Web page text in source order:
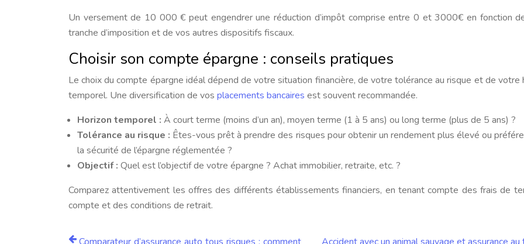
Un versement de 10 000 € peut engendrer une réduction d’impôt comprise entre 0 et 3000€ en fonction
tranche d’imposition et de vos autres dispositifs fiscaux.
Choisir son compte épargne : conseils pratiques
Le choix du compte épargne idéal dépend de votre situation financière, de votre tolérance au risque et de votre
temporel. Une diversification de vos placements bancaires est souvent recommandée.
Horizon temporel : À court terme (moins d’un an), moyen terme (1 à 5 ans) ou long terme (plus de 5 ans) ?
Tolérance au risque : Êtes-vous prêt à prendre des risques pour obtenir un rendement plus élevé ou
la sécurité de l’épargne réglementée ?
Objectif : Quel est l’objectif de votre épargne ? Achat immobilier, retraite, etc. ?
Comparez attentivement les offres des différents établissements financiers, en tenant compte des frais de
compte et des conditions de retrait.